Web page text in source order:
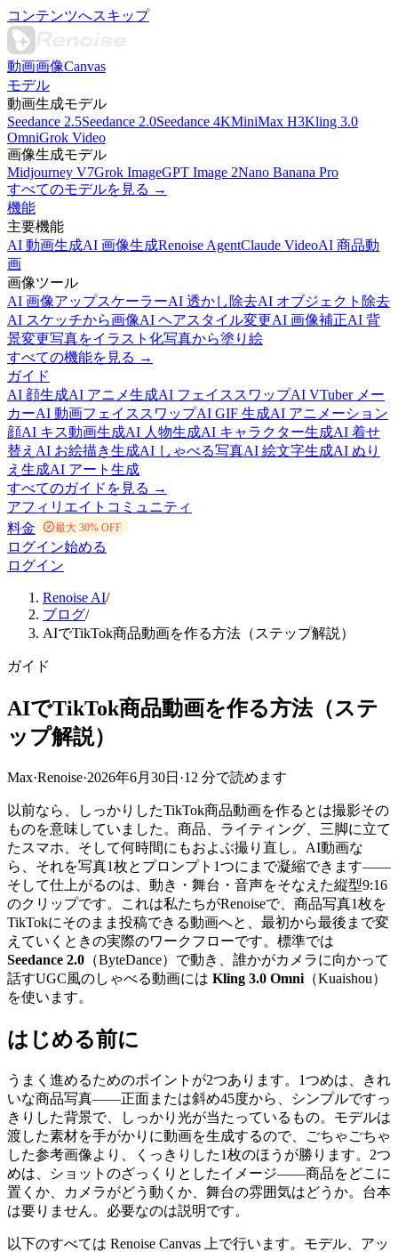
コンテンツへスキップ
動画画像Canvas
モデル
動画生成モデル
Seedance 2.5Seedance 2.0Seedance 4KMiniMax H3Kling 3.0
OmniGrok Video
画像生成モデル
Midjourney V7Grok ImageGPT Image 2Nano Banana Pro
すべてのモデルを見る →
機能
主要機能
AI 動画生成AI 画像生成Renoise AgentClaude VideoAI 商品動
画
画像ツール
AI 画像アップスケーラーAI 透かし除去AI オブジェクト除去
AI スケッチから画像AI ヘアスタイル変更AI 画像補正AI 背
景変更写真をイラスト化写真から塗り絵
すべての機能を見る →
ガイド
AI 顔生成AI アニメ生成AI フェイススワップAI VTuber メー
カーAI 動画フェイススワップAI GIF 生成AI アニメーション
顔AI キス動画生成AI 人物生成AI キャラクター生成AI 着せ
替え AI お絵描き生成AI しゃべる写真AI 絵文字生成AI ぬり
え生成AI アート生成
すべてのガイドを見る →
アフィリエイト コミュニティ
料金
最大 30% OFF
ログイン始める
ログイン
Renoise AI/
ブログ/
AIでTikTok商品動画を作る方法（ステップ解説）
ガイド
AIでTikTok商品動画を作る方法（ステ
ップ解説）
Max·Renoise·2026年6月30日 ·12 分で読めます
以前なら、しっかりしたTikTok商品動画を作るとは撮影その
ものを意味していました。商品、ライティング、三脚に立て
たスマホ、そして何時間にもおよぶ撮り直し。AI動画な
ら、それを写真1枚とプロンプト1つにまで凝縮できます——
そして仕上がるのは、動き・舞台・音声をそなえた縦型9:16
のクリップです。これは私たちがRenoiseで、商品写真1枚を
TikTokにそのまま投稿できる動画へと、最初から最後まで変
えていくときの実際のワークフローです。標準では
Seedance 2.0 （ByteDance）で動き、誰かがカメラに向かって
話すUGC風のしゃべる動画には Kling 3.0 Omni （Kuaishou）
を使います。
はじめる前に
うまく進めるためのポイントが2つあります。1つめは、きれ
いな商品写真——正面または斜め45度から、シンプルですっ
きりした背景で、しっかり光が当たっているもの。モデルは
渡した素材を手がかりに動画を生成するので、ごちゃごちゃ
した参考画像より、くっきりした1枚のほうが勝ります。2つ
めは、ショットのざっくりとしたイメージ——商品をどこに
置くか、カメラがどう動くか、舞台の雰囲気はどうか。台本
は要りません。必要なのは説明です。
以下のすべては Renoise Canvas 上で行います。モデル、アッ